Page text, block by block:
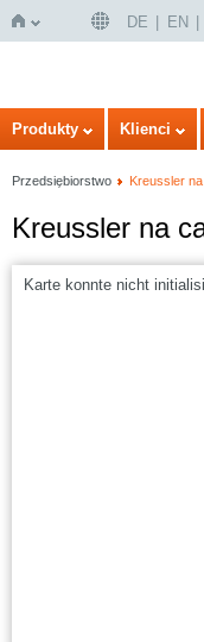
Strona
DE EN
Produkty Klienci
Przedsiębiorstwo Kreussler
Kreussler na
Karte konnte nicht